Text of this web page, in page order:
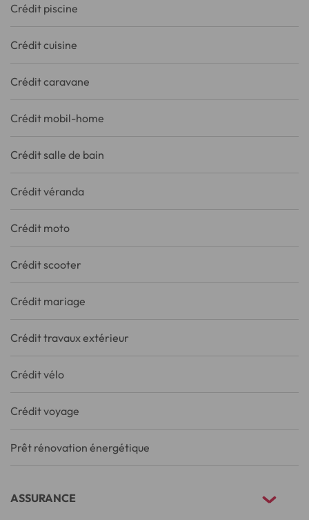
Crédit piscine
Crédit cuisine
Crédit caravane
Crédit mobil-home
Crédit salle de bain
Crédit véranda
Crédit moto
Crédit scooter
Crédit mariage
Crédit travaux extérieur
Crédit vélo
Crédit voyage
Prêt rénovation énergétique
ASSURANCE